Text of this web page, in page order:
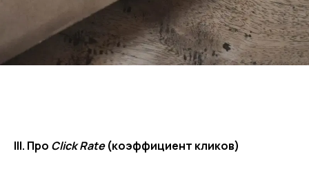
III. Про Click Rate(коэффициент кликов)